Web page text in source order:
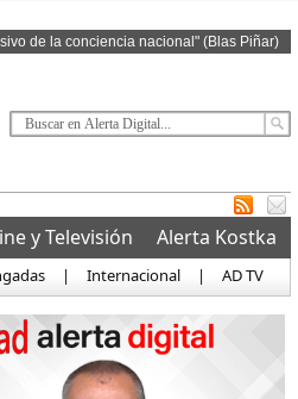
de la conciencia nacional" (Blas Piñar)
y Televisión
Alerta Kostka
| Internacional | AD TV